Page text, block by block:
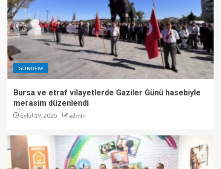
GÜNDEM
Bursa ve etraf vilayetlerde Gaziler Günü hasebiyle
merasim düzenlendi
Eylül 19, 2025 admin